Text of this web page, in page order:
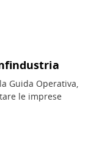
Guida Operativa,
le imprese